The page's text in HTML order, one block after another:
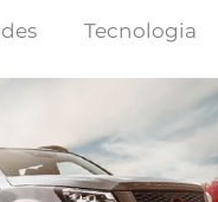
Tecnologia
Brasil